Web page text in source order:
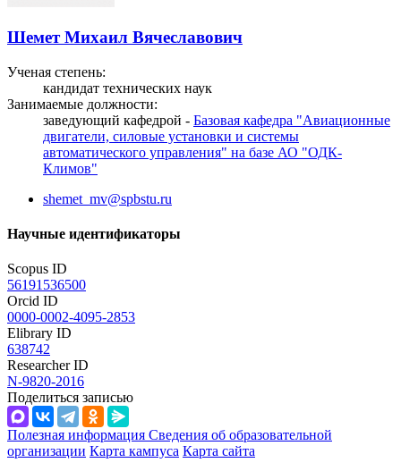
Шемет Михаил Вячеславович
Ученая степень:
кандидат технических наук
Занимаемые должности:
заведующий кафедрой - Базовая кафедра "Авиационные
двигатели, силовые установки и системы
автоматического управления" на базе АО "ОДК-
Климов"
shemet_mv@spbstu.ru
Научные идентификаторы
Scopus ID
56191536500
Orcid ID
0000-0002-4095-2853
Elibrary ID
638742
Researcher ID
N-9820-2016
Поделиться записью
Полезная информация Сведения об образовательной
организации Карта кампуса Карта сайта